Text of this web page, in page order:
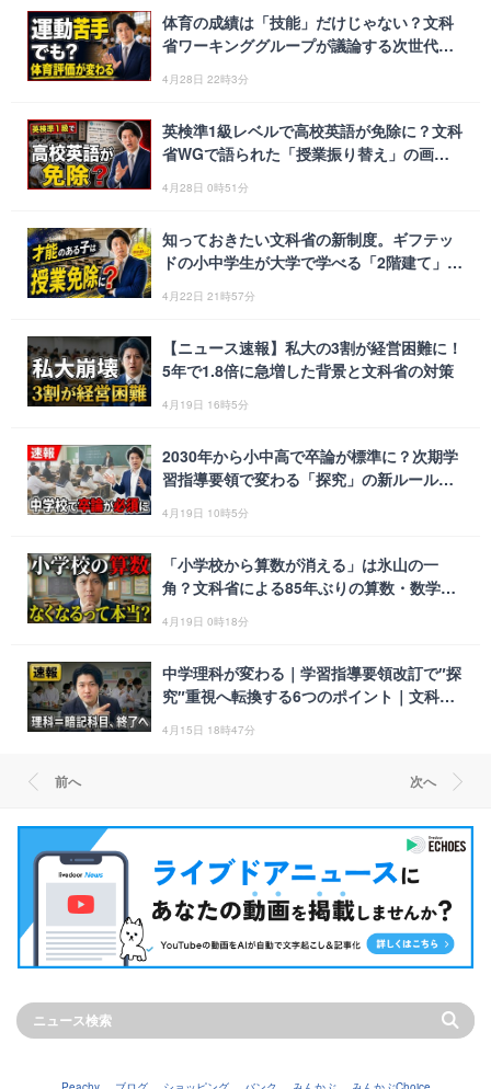
体育の成績は「技能」だけじゃない？文科
省ワーキンググループが議論する次世代の
4月28日 22時3分
英検準1級レベルで高校英語が免除に？文科
省WGで語られた「授業振り替え」の画期
4月28日 0時51分
知っておきたい文科省の新制度。ギフテッ
ドの小中学生が大学で学べる「2階建て」教
4月22日 21時57分
【ニュース速報】私大の3割が経営困難に！
5年で1.8倍に急増した背景と文科省の対策
4月19日 16時5分
2030年から小中高で卒論が標準に？次期学
習指導要領で変わる「探究」の新ルールと
4月19日 10時5分
「小学校から算数が消える」は氷山の一
角？文科省による85年ぶりの算数・数学大
4月19日 0時18分
中学理科が変わる｜学習指導要領改訂で″探
究″重視へ転換する6つのポイント｜文科省
（第8回）」
4月15日 18時47分
前へ 次へ